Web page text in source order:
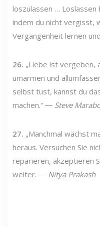
loszulassen …
indem du nicht vergisst,
Vergangenheit lernen
26. „Liebe ist vergeben,
umarmen und
selbst tust, kannst du
machen.“ ― Steve
27. „Manchmal wächst
heraus. Versuchen Sie
reparieren, akzeptieren
weiter. ― Nitya Prakash